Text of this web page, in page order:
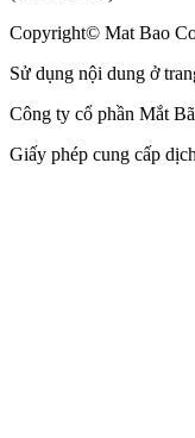
Copyright© Mat Bao
Sử dụng nội dung ở
Công ty cổ phần Mắt
Giấy phép cung cấp